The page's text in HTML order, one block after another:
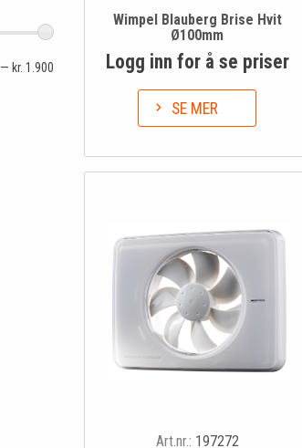
Wimpel Blauberg Brise Hvit
Ø100mm
Logg inn for å se priser
SE MER
Art.nr.: 197272
— kr. 1.900